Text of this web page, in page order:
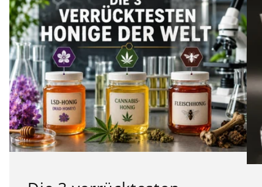
Die 3 verrücktesten
Honige der Welt!
Honig ist bekannterweise sehr ledcker,
aber Honig kann auch sehr verrückt sein!
Honig mit aktiven Substanzen? Check!
Honig aus Fleisch? Check! Klingt schon
wirklich verrückt oder?